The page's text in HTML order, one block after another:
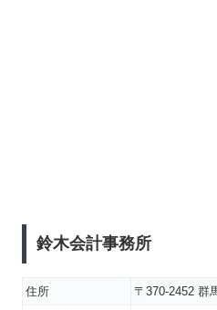
鈴木会計事務所
住所 〒370-2452 群